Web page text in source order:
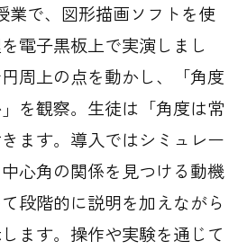
業で、図形描画ソフトを使
電子黒板上で実演しまし
周上の点を動かし、「角度
を観察。生徒は「角度は常
ます。導入ではシミュレー
心角の関係を見つける動機
段階的に説明を加えながら
ます。操作や実験を通じて